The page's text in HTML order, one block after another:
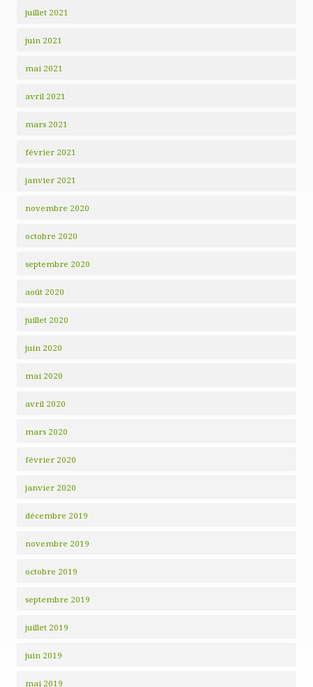
juillet 2021
juin 2021
mai 2021
avril 2021
mars 2021
février 2021
janvier 2021
novembre 2020
octobre 2020
septembre 2020
août 2020
juillet 2020
juin 2020
mai 2020
avril 2020
mars 2020
février 2020
janvier 2020
décembre 2019
novembre 2019
octobre 2019
septembre 2019
juillet 2019
juin 2019
mai 2019